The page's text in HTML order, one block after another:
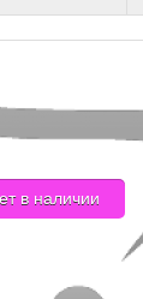
в наличии